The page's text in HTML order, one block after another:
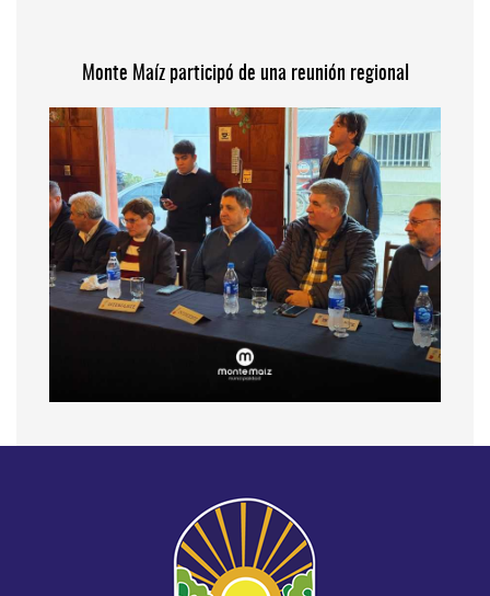
Monte Maíz participó de una reunión regional